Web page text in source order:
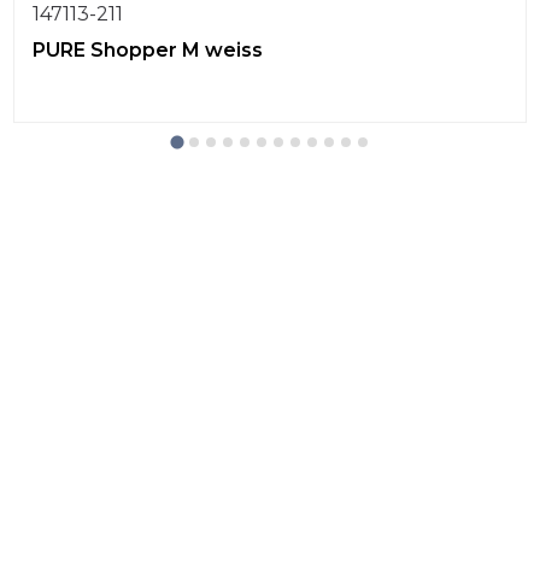
147113-211
PURE Shopper M weiss